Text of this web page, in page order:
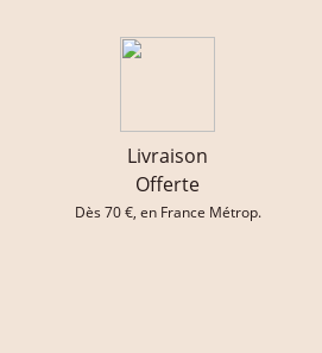
Livraison
Offerte
Dès 70 €, en France Métrop.